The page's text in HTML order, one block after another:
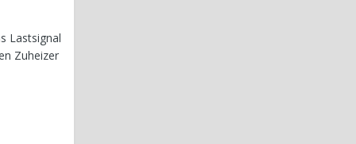
Lastsignal
Zuheizer